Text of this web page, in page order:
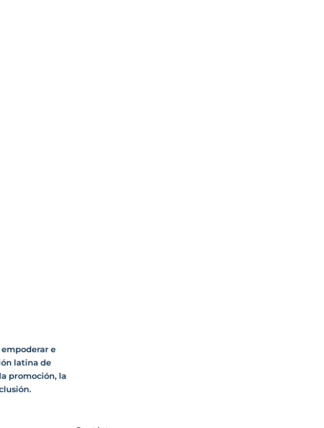
empoderar e
latina de
promoción, la